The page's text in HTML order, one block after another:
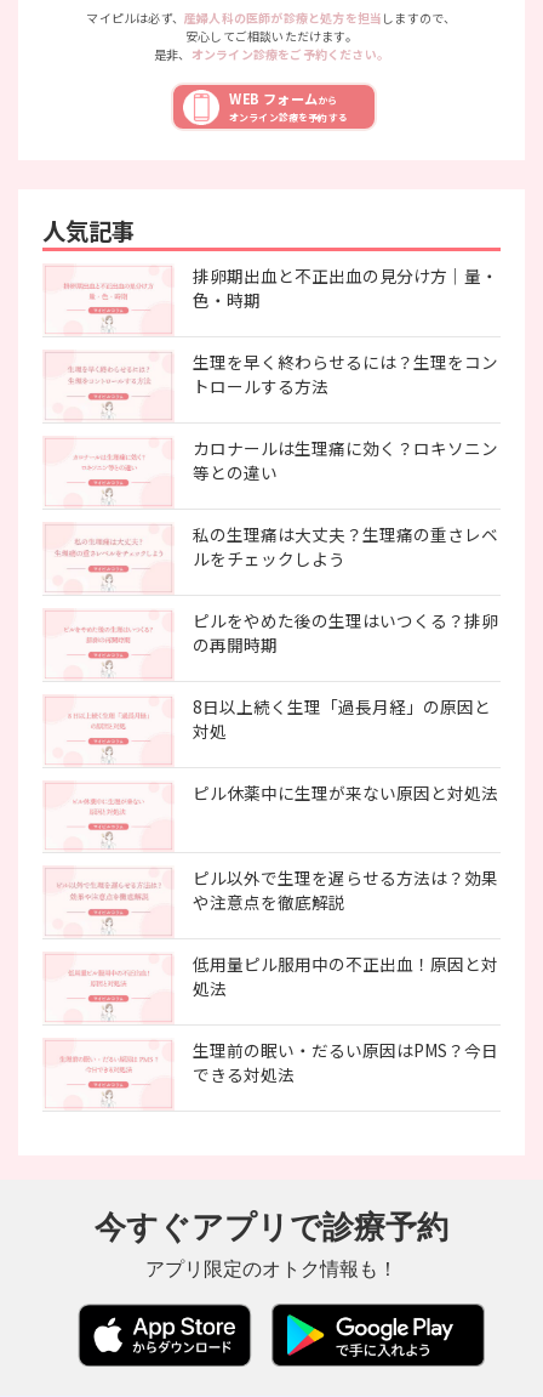
人気記事
排卵期出血と不正出血の見分け方｜量・
色・時期
生理を早く終わらせるには？生理をコン
トロールする方法
カロナールは生理痛に効く？ロキソニン
等との違い
私の生理痛は大丈夫？生理痛の重さレベ
ルをチェックしよう
ピルをやめた後の生理はいつくる？排卵
の再開時期
8日以上続く生理「過長月経」の原因と
対処
ピル休薬中に生理が来ない原因と対処法
ピル以外で生理を遅らせる方法は？効果
や注意点を徹底解説
低用量ピル服用中の不正出血！原因と対
処法
生理前の眠い・だるい原因はPMS？今日
できる対処法
マイピルは必ず、産婦人科の医師が診療と処方を担当 しますので、
安心してご相談いただけます。
是非、 オンライン診療をご予約ください。
WEB フォームから
オンライン診療を予約する
今すぐアプリで診療予約
アプリ限定のオトク情報も！